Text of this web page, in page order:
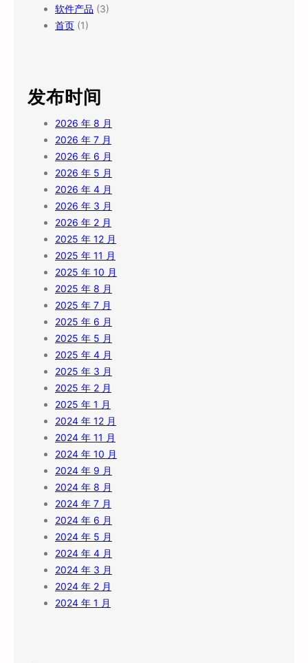
软件产品 (3)
首页 (1)
发布时间
2026 年 8 月
2026 年 7 月
2026 年 6 月
2026 年 5 月
2026 年 4 月
2026 年 3 月
2026 年 2 月
2025 年 12 月
2025 年 11 月
2025 年 10 月
2025 年 8 月
2025 年 7 月
2025 年 6 月
2025 年 5 月
2025 年 4 月
2025 年 3 月
2025 年 2 月
2025 年 1 月
2024 年 12 月
2024 年 11 月
2024 年 10 月
2024 年 9 月
2024 年 8 月
2024 年 7 月
2024 年 6 月
2024 年 5 月
2024 年 4 月
2024 年 3 月
2024 年 2 月
2024 年 1 月